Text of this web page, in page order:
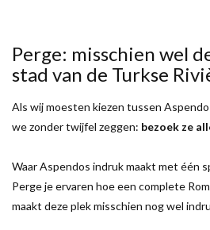
Perge: misschien wel
stad van de Turkse
Als wij moesten kiezen tussen
we zonder twijfel zeggen: bezoek ze
Waar Aspendos indruk maakt met één
Perge je ervaren hoe een complete
maakt deze plek misschien nog wel